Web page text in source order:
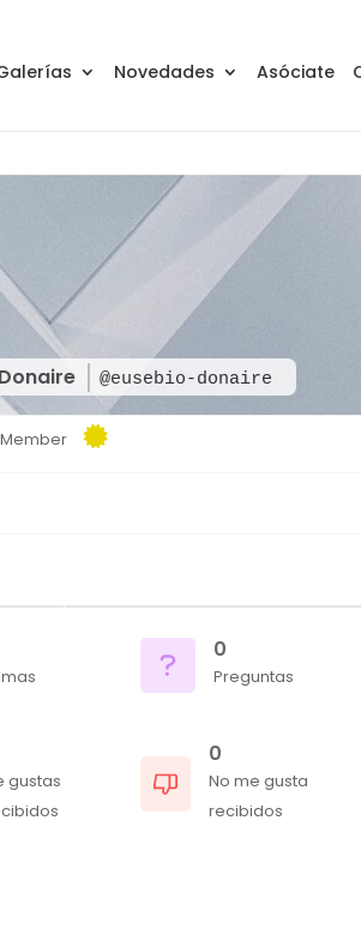
Novedades Asóciate
@eusebio-donaire
0
Preguntas
gustas
0
No me gusta
recibidos